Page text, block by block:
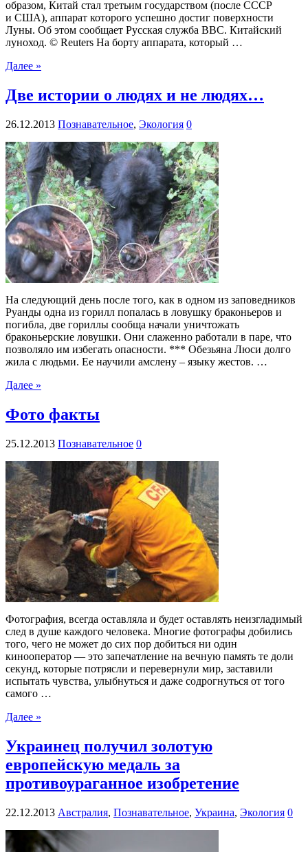
образом, Китай стал третьим государством (после СССР
и США), аппарат которого успешно достиг поверхности
Луны. Об этом сообщает Русская служба BBC. Китайский
луноход. © Reuters На борту аппарата, который …
Далее »
Две истории о людях и не людях…
26.12.2013 Познавательное, Экология 0
На следующий день после того, как в одном из заповедников
Руанды одна из горилл попалась в ловушку браконьеров и
погибла, две гориллы сообща начали уничтожать
браконьерские ловушки. Они слаженно работали в паре, что
позволяло им избегать опасности. *** Обезьяна Люси долго
жила с людьми. Ее научили амслену – языку жестов. …
Далее »
Фото факты
25.12.2013 Познавательное 0
Фотография, всегда оставляла и будет оставлять неизгладимый
след в душе каждого человека. Многие фотографы добились
того, чего не может до сих пор добиться ни один
кинооператор — это запечатление на вечную память те доли
секунд, которые потрясли и перевернули мир, заставили
испытать чувства, улыбнуться и даже содрогнуться от того
самого …
Далее »
Украинец получил золотую
европейскую медаль за
противоураганное изобретение
22.12.2013 Австралия, Познавательное, Украина, Экология 0